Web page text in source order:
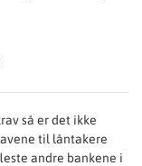
så er det ikke
til låntakere
andre bankene i